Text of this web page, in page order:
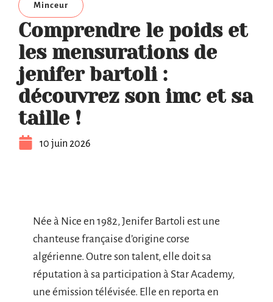
Minceur
Comprendre le poids et
les mensurations de
jenifer bartoli :
découvrez son imc et sa
taille !
10 juin 2026
Née à Nice en 1982, Jenifer Bartoli est une
chanteuse française d’origine corse
algérienne. Outre son talent, elle doit sa
réputation à sa participation à Star Academy,
une émission télévisée. Elle en reporta en